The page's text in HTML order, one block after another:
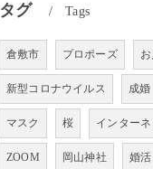
タグ Tags
倉敷市 プロポーズ
新型コロナウイルス 成婚
マスク 桜 インター
ZOOM 岡山神社 婚活